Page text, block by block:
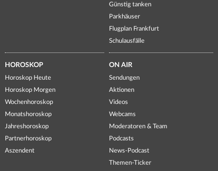
Günstig tanken
Parkhäuser
Flugplan Frankfurt
Schulausfälle
HOROSKOP
Horoskop Heute
Horoskop Morgen
Wochenhoroskop
Monatshoroskop
Jahreshoroskop
Partnerhoroskop
Aszendent
ON AIR
Sendungen
Aktionen
Videos
Webcams
Moderatoren & Team
Podcasts
News-Podcast
Themen-Ticker